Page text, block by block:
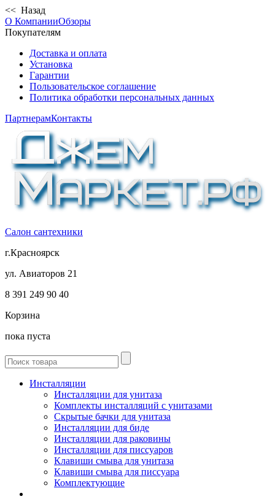
<< Назад
О КомпанииОбзоры
Покупателям
Доставка и оплата
Установка
Гарантии
Пользовательское соглашение
Политика обработки персональных данных
ПартнерамКонтакты
Салон сантехники
г.Красноярск
ул. Авиаторов 21
8 391 249 90 40
Корзина
пока пуста
Инсталляции
Инсталляции для унитаза
Комплекты инсталляций с унитазами
Скрытые бачки для унитаза
Инсталляции для биде
Инсталляции для раковины
Инсталляции для писсуаров
Клавиши смыва для унитаза
Клавиши смыва для писсуара
Комплектующие